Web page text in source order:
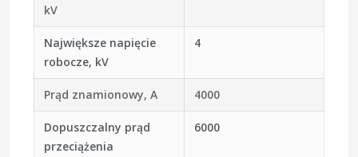
kV
Największe napięcie
robocze, kV
4
Prąd znamionowy, A 4000
Dopuszczalny prąd
przeciążenia
6000